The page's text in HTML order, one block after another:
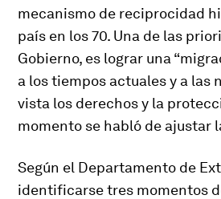
mecanismo de reciprocidad
país en los 70. Una de las
Gobierno, es lograr una
a los tiempos actuales y a las
vista los derechos y la
momento se habló de ajustar
Según el Departamento de
identificarse tres momentos